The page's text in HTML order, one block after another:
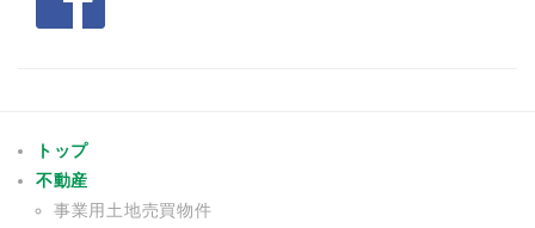
トップ
不動産
事業用土地売買物件